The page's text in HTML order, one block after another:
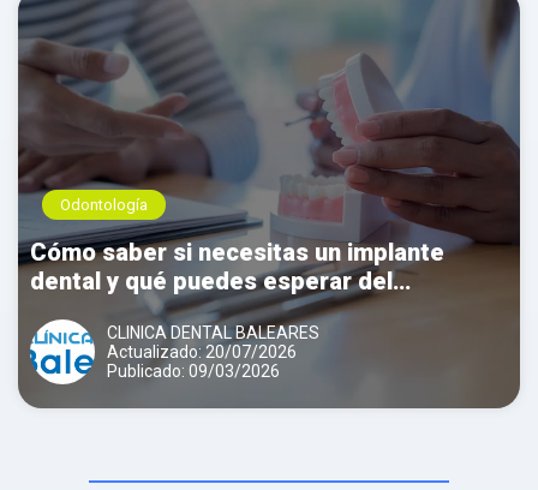
Odontología
Cómo saber si necesitas un implante
dental y qué puedes esperar del
tratamiento
CLINICA DENTAL BALEARES
Actualizado: 20/07/2026
Publicado: 09/03/2026